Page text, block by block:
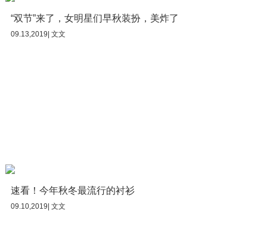
“双节”来了，女明星们早秋装扮，美炸了
09.13,2019| 文文
速看！今年秋冬最流行的衬衫
09.10,2019| 文文